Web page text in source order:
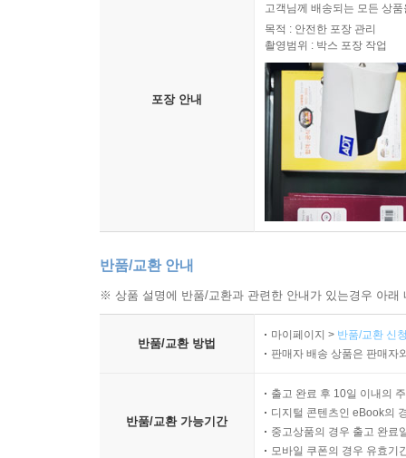
포장 안내
고객님께 배송되는 모든 상
목적 : 안전한 포장 관리
촬영범위 : 박스 포장 작업
반품/교환 안내
※ 상품 설명에 반품/교환과 관련한 안내가 있는경우 아
반품/교환 방법
마이페이지 > 반품/교환 신
판매자 배송 상품은 판매자
반품/교환 가능기간
출고 완료 후 10일 이내의
디지털 콘텐츠인 eBook의
중고상품의 경우 출고 완료
모바일 쿠폰의 경우 유효기